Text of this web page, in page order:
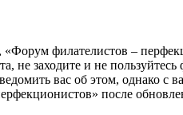
филателистов –
не заходите и не
вас об этом, однако
после